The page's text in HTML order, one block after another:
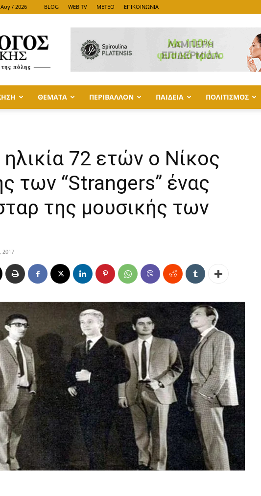
/ 2026 BLOG WEB TV METEO ΕΠΙΚΟΙΝΩΝΙΑ
ΘΕΜΑΤΑ ΠΕΡΙΒΑΛΛΟΝ ΠΑΙΔΕΙΑ ΠΟΛΙΤΙΣΜΟΣ
72 ετών ο Νίκος
των “Strangers” ένας
της μουσικής των
2017